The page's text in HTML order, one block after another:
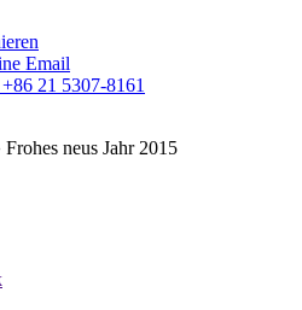
Email
21 5307-8161
Frohes neus Jahr 2015